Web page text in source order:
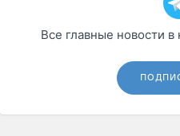
Все главные новости